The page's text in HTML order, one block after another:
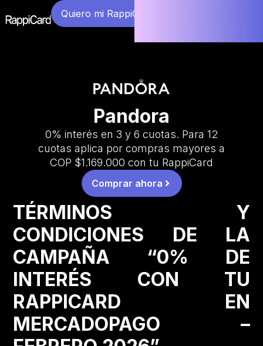
Quiero mi RappiCard
Pandora
0% interés en 3 y 6 cuotas. Para 12
cuotas aplica por compras mayores a
COP $1.169.000 con tu RappiCard
Comprar ahora
TÉRMINOS Y
CONDICIONES DE LA
CAMPAÑA “0% DE
INTERÉS CON TU
RAPPICARD EN
MERCADOPAGO –